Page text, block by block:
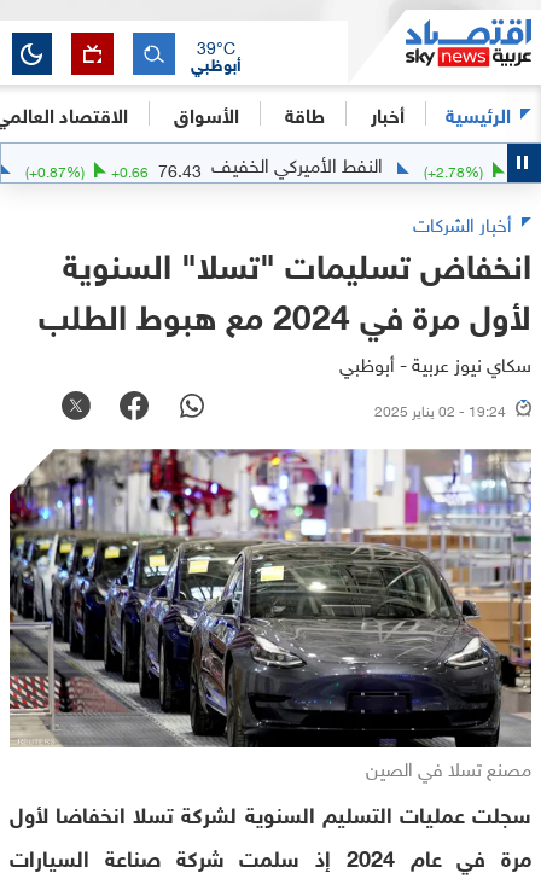
الرئيسية أخبار طاقة الأسواق الاقتصاد
أبوظبي
39°C
(+ 2.78%) النفط الأميركي الخفيف 76.43
+0.66
(+ 0.87%)
أخبار الشركات
انخفاض تسليمات "تسلا" السنوية
لأول مرة في 2024 مع هبوط الطلب
سكاي نيوز عربية - أبوظبي
19:24 - 02 يناير 2025
مصنع تسلا في الصين
سجلت عمليات التسليم السنوية لشركة تسلا انخفاضا لأول
مرة في عام 2024 إذ سلمت شركة صناعة السيارات